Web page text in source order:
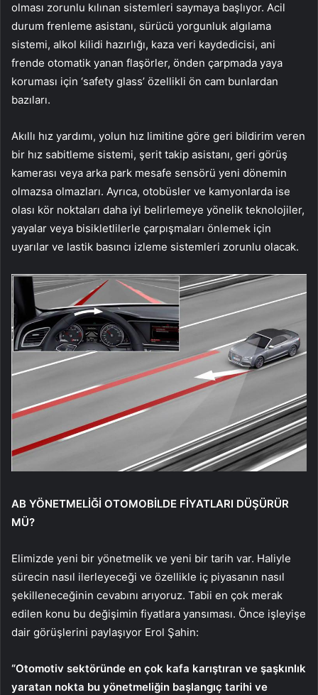
olması zorunlu kılınan sistemleri saymaya başlıyor. Acil
durum frenleme asistanı, sürücü yorgunluk algılama
sistemi, alkol kilidi hazırlığı, kaza veri kaydedicisi, ani
frende otomatik yanan flaşörler, önden çarpmada yaya
koruması için ‘safety glass’ özellikli ön cam bunlardan
bazıları.
Akıllı hız yardımı, yolun hız limitine göre geri bildirim veren
bir hız sabitleme sistemi, şerit takip asistanı, geri görüş
kamerası veya arka park mesafe sensörü yeni dönemin
olmazsa olmazları. Ayrıca, otobüsler ve kamyonlarda ise
olası kör noktaları daha iyi belirlemeye yönelik teknolojiler,
yayalar veya bisikletlilerle çarpışmaları önlemek için
uyarılar ve lastik basıncı izleme sistemleri zorunlu olacak.
AB YÖNETMELİĞİ OTOMOBİLDE FİYATLARI DÜŞÜRÜR
MÜ?
Elimizde yeni bir yönetmelik ve yeni bir tarih var. Haliyle
sürecin nasıl ilerleyeceği ve özellikle iç piyasanın nasıl
şekilleneceğinin cevabını arıyoruz. Tabii en çok merak
edilen konu bu değişimin fiyatlara yansıması. Önce işleyişe
dair görüşlerini paylaşıyor Erol Şahin:
“Otomotiv sektöründe en çok kafa karıştıran ve şaşkınlık
yaratan nokta bu yönetmeliğin başlangıç tarihi ve